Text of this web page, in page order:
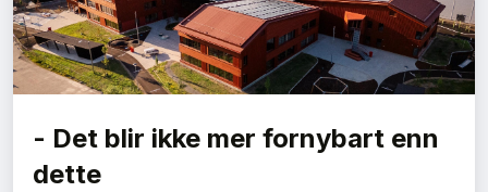
- Det blir ikke mer fornybart enn
dette